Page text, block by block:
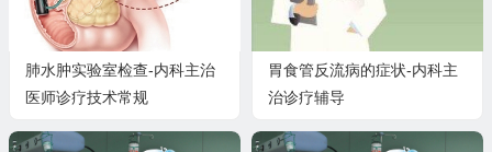
肺水肿实验室检查-内科主治
医师诊疗技术常规
胃食管反流病的症状-内科主
治诊疗辅导